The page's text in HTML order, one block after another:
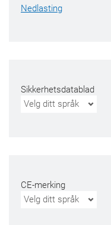
Nedlasting
Sikkerhetsdatablad
Velg ditt språk
CE-merking
Velg ditt språk